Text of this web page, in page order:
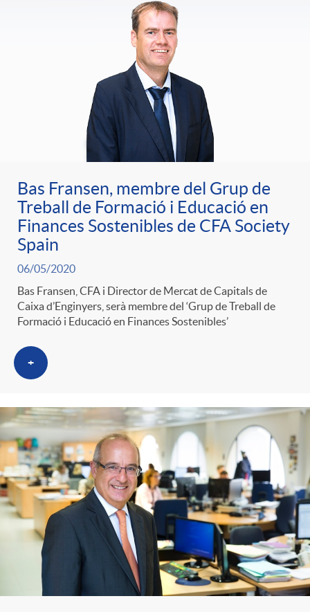
Bas Fransen, membre del Grup de
Treball de Formació i Educació en
Finances Sostenibles de CFA Society
Spain
06/05/2020
Bas Fransen, CFA i Director de Mercat de Capitals de
Caixa d’Enginyers, serà membre del ‘Grup de Treball de
Formació i Educació en Finances Sostenibles’
+